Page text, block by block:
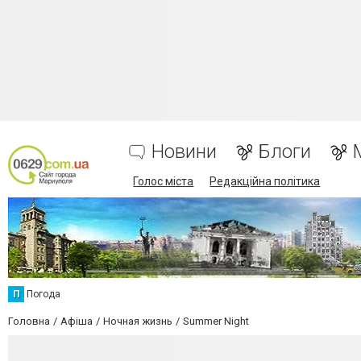
Новини Блоги
Голос міста Редакційна політика
П Погода
Головна Афіша Ночная жизнь Summer Night